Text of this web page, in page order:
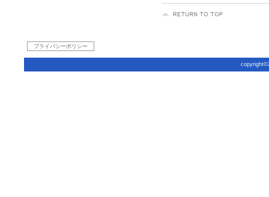
プライバシーポリシー